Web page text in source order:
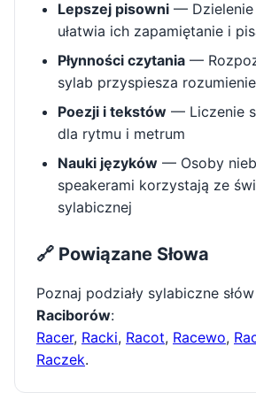
Lepszej pisowni — Dzielenie
ułatwia ich zapamiętanie i
Płynności czytania —
sylab przyspiesza rozumienie
Poezji i tekstów — Liczenie
dla rytmu i metrum
Nauki języków — Osoby
speakerami korzystają ze
sylabicznej
🔗 Powiązane Słowa
Poznaj podziały sylabiczne
Raciborów:
Racer, Racki, Racot, Racewo,
Raczek.